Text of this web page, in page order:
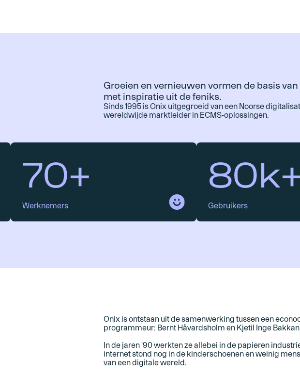
Groeien en vernieuwen vormen de basis
met inspiratie uit de feniks.
Sinds 1995 is Onix uitgegroeid van een Noorse
wereldwijde marktleider in ECMS-oplossingen.
70+
Werknemers Gebruikers
Onix is ontstaan uit de samenwerking tussen een
programmeur: Bernt Håvardsholm en Kjetil Inge
In de jaren '90 werkten ze allebei in de papieren
internet stond nog in de kinderschoenen en weinig
van een digitale wereld.